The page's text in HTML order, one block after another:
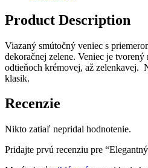
Product Description
Viazaný smútočný veniec s
dekoračnej zelene. Veniec je
odtieňoch krémovej, až zelenkavej.
klasik.
Recenzie
Nikto zatiaľ nepridal hodnotenie.
Pridajte prvú recenziu pre